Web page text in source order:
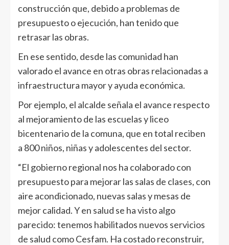
construcción que, debido a problemas de
presupuesto o ejecución, han tenido que
retrasar las obras.
En ese sentido, desde las comunidad han
valorado el avance en otras obras relacionadas a
infraestructura mayor y ayuda económica.
Por ejemplo, el alcalde señala el avance respecto
al mejoramiento de las escuelas y liceo
bicentenario de la comuna, que en total reciben
a 800 niños, niñas y adolescentes del sector.
“El gobierno regional nos ha colaborado con
presupuesto para mejorar las salas de clases, con
aire acondicionado, nuevas salas y mesas de
mejor calidad. Y en salud se ha visto algo
parecido: tenemos habilitados nuevos servicios
de salud como Cesfam. Ha costado reconstruir,